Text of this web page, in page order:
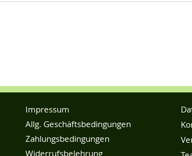
Impressum
Allg. Geschäftsbedingungen
Zahlungsbedingungen
Widerrufsbelehrung